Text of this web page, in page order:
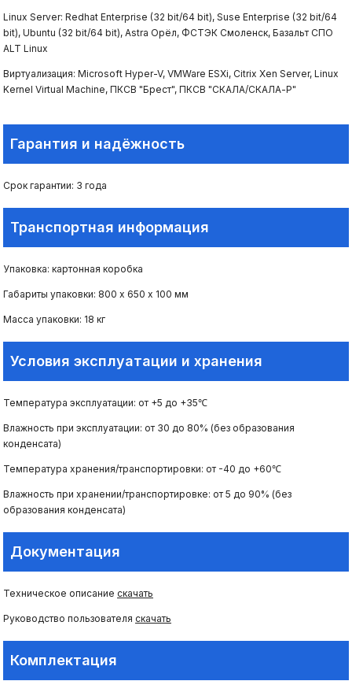
Linux Server: Redhat Enterprise (32 bit/64 bit), Suse Enterprise (32 bit/64
bit), Ubuntu (32 bit/64 bit), Astra Орёл, ФСТЭК Смоленск, Базальт СПО
ALT Linux
Виртуализация: Microsoft Hyper-V, VMWare ESXi, Citrix Xen Server, Linux
Kernel Virtual Machine, ПКСВ "Брест", ПКСВ "СКАЛА/СКАЛА-Р"
Гарантия и надёжность
Срок гарантии: 3 года
Транспортная информация
Упаковка: картонная коробка
Габариты упаковки: 800 х 650 х 100 мм
Масса упаковки: 18 кг
Условия эксплуатации и хранения
Температура эксплуатации: от +5 до +35℃
Влажность при эксплуатации: от 30 до 80% (без образования
конденсата)
Температура хранения/транспортировки: от -40 до +60℃
Влажность при хранении/транспортировке: от 5 до 90% (без
образования конденсата)
Документация
Техническое описание скачать
Руководство пользователя скачать
Комплектация